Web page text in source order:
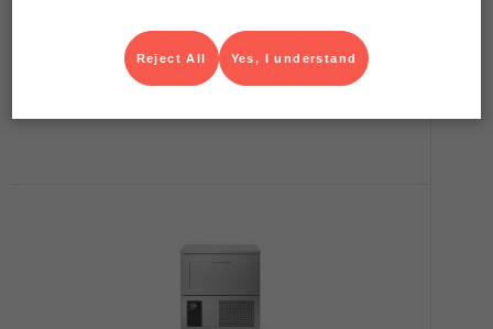
VLE-20013 Livsmedelskylbänk
Utrustning 510165
Köp (Logga in)
Yes, I understand
Reject All